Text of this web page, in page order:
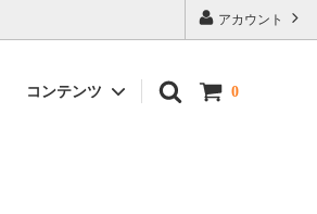
アカウント
0
コンテンツ